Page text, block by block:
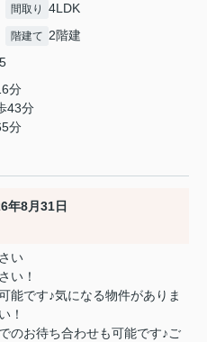
間取り 4LDK
階建て 2階建
分
43分
分
年8月31日
い
い！
能です♪気になる物件がありま
！
のお待ち合わせも可能です♪ご